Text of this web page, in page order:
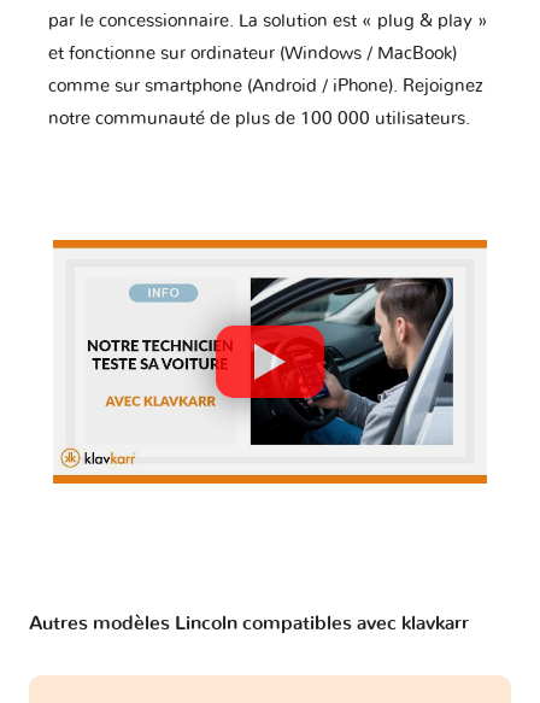
par le concessionnaire. La solution est « plug & play »
et fonctionne sur ordinateur (Windows / MacBook)
comme sur smartphone (Android / iPhone). Rejoignez
notre communauté de plus de 100 000 utilisateurs.
Autres modèles Lincoln compatibles avec klavkarr